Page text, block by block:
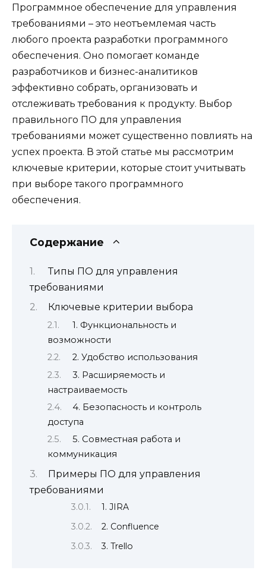
Программное обеспечение для управления
требованиями – это неотъемлемая часть
любого проекта разработки программного
обеспечения. Оно помогает команде
разработчиков и бизнес-аналитиков
эффективно собрать, организовать и
отслеживать требования к продукту. Выбор
правильного ПО для управления
требованиями может существенно повлиять на
успех проекта. В этой статье мы рассмотрим
ключевые критерии, которые стоит учитывать
при выборе такого программного
обеспечения.
Содержание
Типы ПО для управления
требованиями
Ключевые критерии выбора
1. Функциональность и
возможности
2. Удобство использования
3. Расширяемость и
настраиваемость
4. Безопасность и контроль
доступа
5. Совместная работа и
коммуникация
Примеры ПО для управления
требованиями
1. JIRA
2. Confluence
3. Trello